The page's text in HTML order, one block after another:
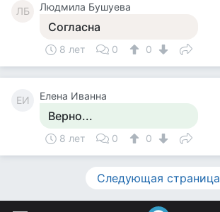
ЛБ Людмила Бушуева
Согласна
8 лет 0 0
ЕИ Елена Иванна
Верно...
8 лет 0 0
Следующая страница